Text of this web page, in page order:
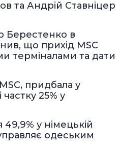
та Андрій Ставніцер
Берестенко в
що прихід MSC
терміналами та дати
придбала у
25% у
у німецькій
одеським